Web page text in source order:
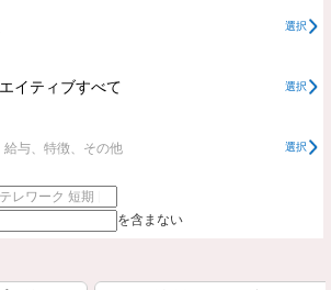
選択
イティブすべて 選択
給与、特徴、その他 選択
を含まない